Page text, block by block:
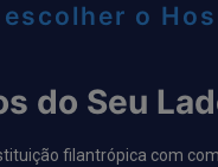
o
do Seu
filantrópica com